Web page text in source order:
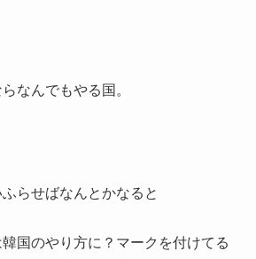
なんでもやる国。
らせばなんとかなると
国のやり方に？マークを付けてる